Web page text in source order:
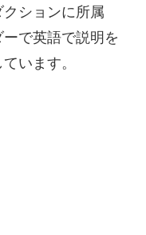
ションに所属
で英語で説明を
います。